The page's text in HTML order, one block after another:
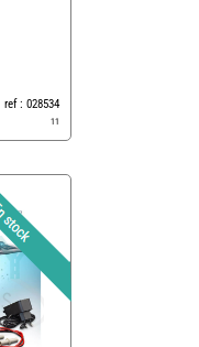
ref : 028534
11